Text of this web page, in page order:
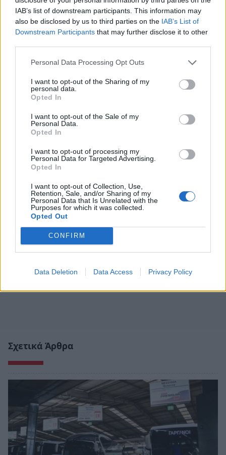
IAB’s list of downstream participants. This information may
also be disclosed by us to third parties on the IAB’s List of
Downstream Participants that may further disclose it to other
Personal Data Processing Opt Outs
I want to opt-out of the Sharing of my
personal data.
Opted In
I want to opt-out of the Sale of my
Personal Data.
Opted In
I want to opt-out of processing my
Personal Data for Targeted Advertising.
Opted In
I want to opt-out of Collection, Use,
Retention, Sale, and/or Sharing of my
Personal Data that Is Unrelated with the
Purposes for which it was collected.
Opted Out
CONFIRM
Data Deletion Data Access Privacy Policy
Σχετικά Άρθρα